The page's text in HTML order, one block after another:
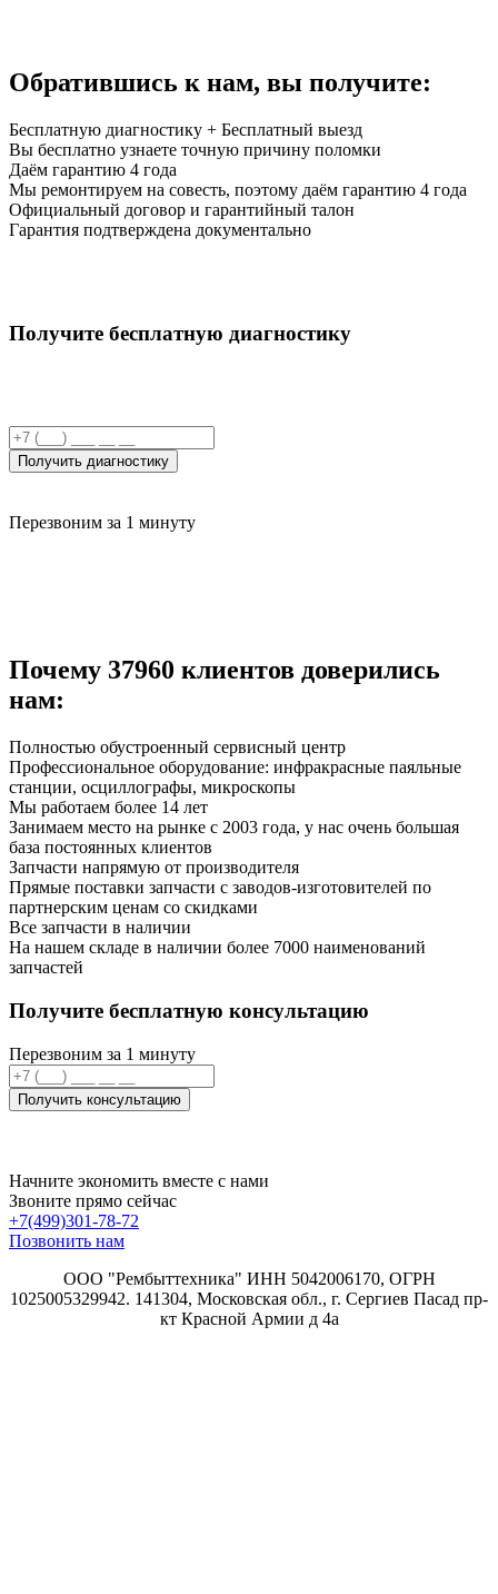
Обратившись к нам, вы получите:
Бесплатную диагностику + Бесплатный выезд
Вы бесплатно узнаете точную причину поломки
Даём гарантию 4 года
Мы ремонтируем на совесть, поэтому даём гарантию 4 года
Официальный договор и гарантийный талон
Гарантия подтверждена документально
Получите бесплатную диагностику
Получить диагностику
Перезвоним за 1 минуту
Почему 37960 клиентов доверились
нам:
Полностью обустроенный сервисный центр
Профессиональное оборудование: инфракрасные паяльные
станции, осциллографы, микроскопы
Мы работаем более 14 лет
Занимаем место на рынке с 2003 года, у нас очень большая
база постоянных клиентов
Запчасти напрямую от производителя
Прямые поставки запчасти с заводов-изготовителей по
партнерским ценам со скидками
Все запчасти в наличии
На нашем складе в наличии более 7000 наименований
запчастей
Получите бесплатную консультацию
Перезвоним за 1 минуту
Получить консультацию
Начните экономить вместе с нами
Звоните прямо сейчас
+7(499)301-78-72
Позвонить нам
ООО "Рембыттехника" ИНН 5042006170, ОГРН
1025005329942. 141304, Московская обл., г. Сергиев Пасад пр-
кт Красной Армии д 4а